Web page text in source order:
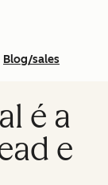
Blog/sales
é a
e